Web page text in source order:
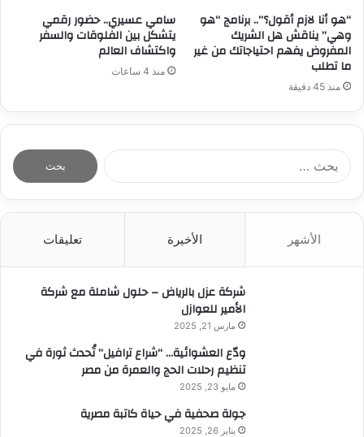
“هو أنا لازم أقول؟”.. برنامج “هو
وهي” يناقش هل الشريك
المفروض يفهم احتياجاتك من غير
ما تطلب
منذ 45 دقيقة
سامي عسيري.. حضور رقمي
يتشكل بين الفلوقات والسفر
واكتشاف العالم
منذ 4 ساعات
الأشهر الأخيرة تعليقات
شركة عزل بالرياض – حلول شاملة مع شركة
الأمير للعوازل
مارس 21, 2025
ودّع العشوائية… “شراع ترافيل” تُحدث ثورة في
تنظيم رحلات الحج والعمرة من مصر
مايو 23, 2025
جولة صحفية في حياة كاتبة مصرية
يناير 26, 2025